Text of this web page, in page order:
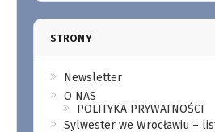
STRONY
Newsletter
O NAS
POLITYKA PRYWATNOŚCI
Sylwester we Wrocławiu –